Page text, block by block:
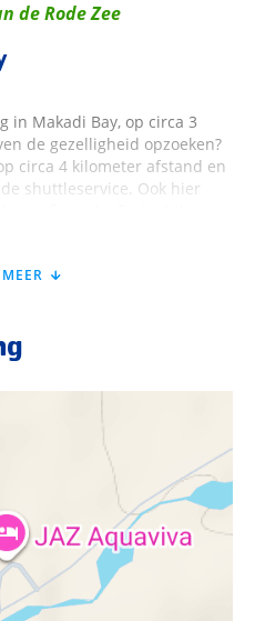
de Rode Zee
in Makadi Bay, op circa 3
de gezelligheid opzoeken?
circa 4 kilometer afstand en
shuttleservice. Ook hier
of de busservice naar het
gekregen? Schuif aan in
een tafeltje bij à-la-
klassiekers of bij
zijn er 2 bars en een
drankje of een snelle hap.
5 buitenbaden en 3